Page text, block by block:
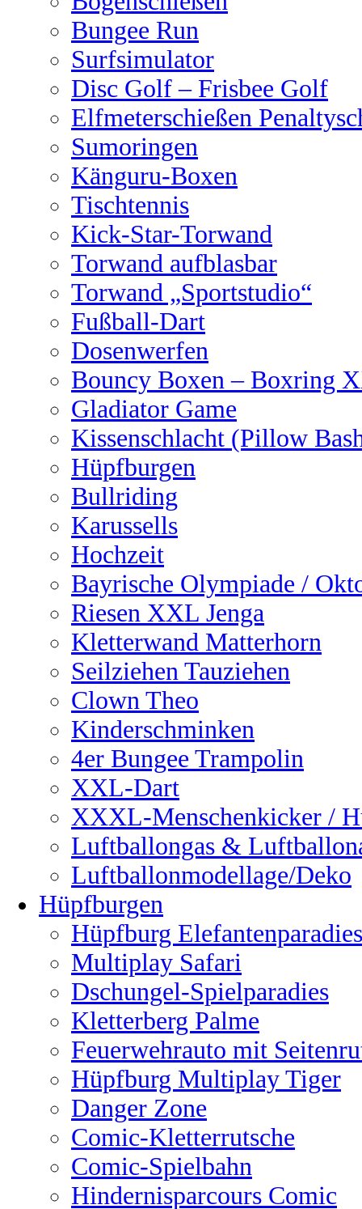
Bungee Run
Surfsimulator
Disc Golf – Frisbee Golf
Elfmeterschießen
Sumoringen
Känguru-Boxen
Tischtennis
Kick-Star-Torwand
Torwand aufblasbar
Torwand „Sportstudio“
Fußball-Dart
Dosenwerfen
Bouncy Boxen – Boxring
Gladiator Game
Kissenschlacht (Pillow
Hüpfburgen
Bullriding
Karussells
Hochzeit
Bayrische Olympiade /
Riesen XXL Jenga
Kletterwand Matterhorn
Seilziehen Tauziehen
Clown Theo
Kinderschminken
4er Bungee Trampolin
XXL-Dart
XXXL-Menschenkicker /
Luftballongas &
Luftballonmodellage/Deko
Hüpfburgen
Hüpfburg Elefantenparadies
Multiplay Safari
Dschungel-Spielparadies
Kletterberg Palme
Feuerwehrauto mit
Hüpfburg Multiplay Tiger
Danger Zone
Comic-Kletterrutsche
Comic-Spielbahn
Hindernisparcours Comic